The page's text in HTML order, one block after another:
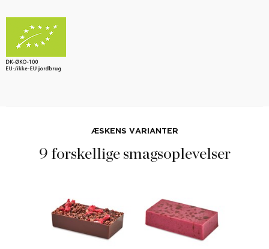
ÆSKENS VARIANTER
9 forskellige smagsoplevelser